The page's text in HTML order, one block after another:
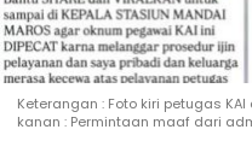
Keterangan : Foto kiri petugas
kanan : Permintaan maaf dari